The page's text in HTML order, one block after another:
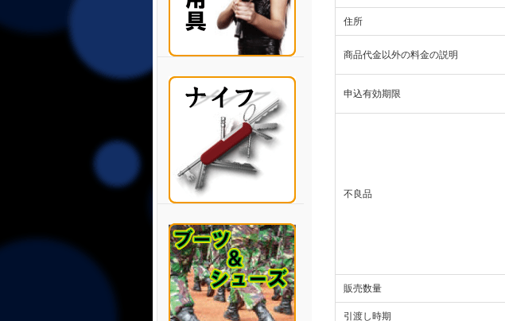
住所
商品代金以外の料金の説明
申込有効期限
不良品
販売数量
引渡し時期